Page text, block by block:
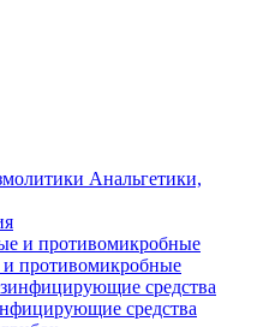
Анальгетики,
противомикробные
средства